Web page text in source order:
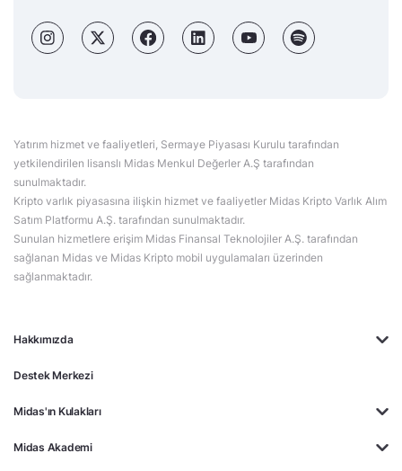
Hakkımızda
Destek Merkezi
Midas'ın Kulakları
Midas Akademi
Yatırım hizmet ve faaliyetleri, Sermaye Piyasası Kurulu tarafından
yetkilendirilen lisanslı Midas Menkul Değerler A.Ş tarafından
sunulmaktadır.
Kripto varlık piyasasına ilişkin hizmet ve faaliyetler Midas Kripto Varlık Alım
Satım Platformu A.Ş. tarafından sunulmaktadır.
Sunulan hizmetlere erişim Midas Finansal Teknolojiler A.Ş. tarafından
sağlanan Midas ve Midas Kripto mobil uygulamaları üzerinden
sağlanmaktadır.